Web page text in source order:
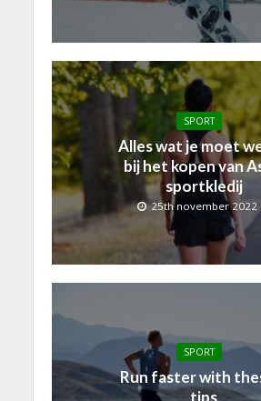
SPORT
Alles wat je moet
bij het kopen van
sportkledij
25th november 2022
SPORT
Run faster with